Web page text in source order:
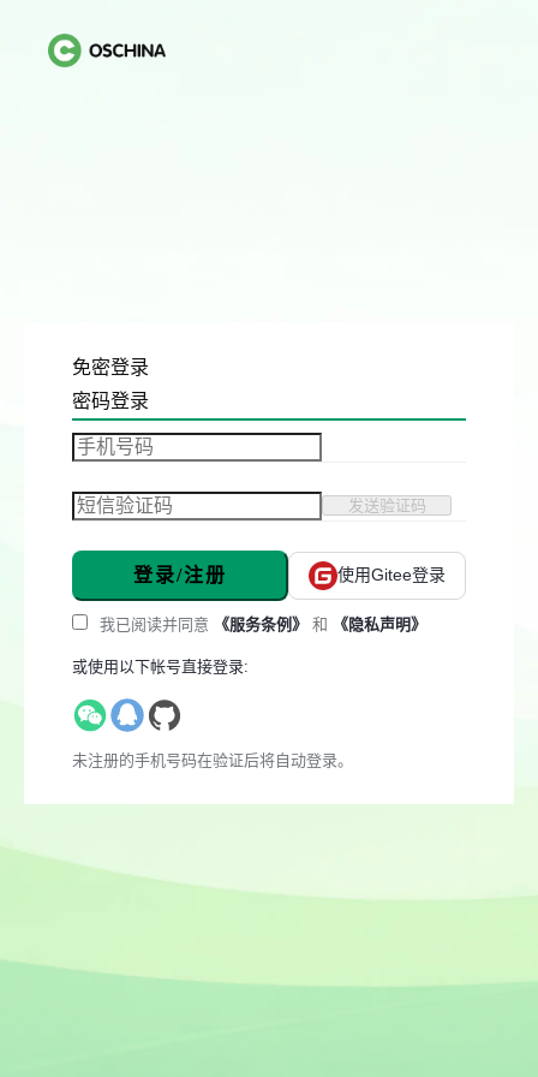
免密登录
密码登录
发送验证码
登录/注册 使用Gitee登录
我已阅读并同意 《服务条例》 和 《隐私声明》
或使用以下帐号直接登录:
未注册的手机号码在验证后将自动登录。